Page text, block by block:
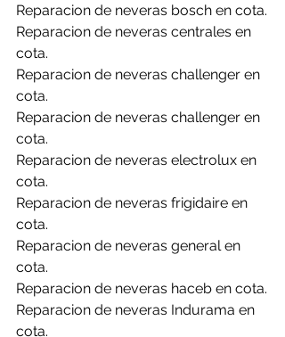
Reparacion de neveras bosch en cota.
Reparacion de neveras centrales en
cota.
Reparacion de neveras challenger en
cota.
Reparacion de neveras challenger en
cota.
Reparacion de neveras electrolux en
cota.
Reparacion de neveras frigidaire en
cota.
Reparacion de neveras general en
cota.
Reparacion de neveras haceb en cota.
Reparacion de neveras Indurama en
cota.